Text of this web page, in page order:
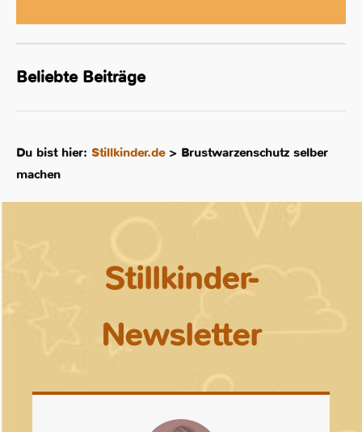
Beliebte Beiträge
Du bist hier: Stillkinder.de> Brustwarzenschutz selber
machen
Stillkinder-
Newsletter